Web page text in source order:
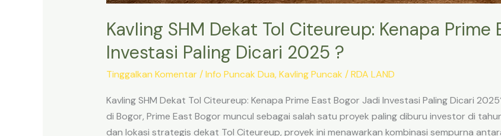
Kavling SHM Dekat Tol Citeureup: Kenapa Prime
Investasi Paling Dicari 2025 ?
Tinggalkan Komentar /Info Puncak Dua,Kavling Puncak /RDA LAND
Kavling SHM Dekat Tol Citeureup: Kenapa Prime East Bogor Jadi Investasi Paling Dicari
di Bogor, Prime East Bogor muncul sebagai salah satu proyek paling diburu investor di
dan lokasi strategis dekat Tol Citeureup, proyek ini menawarkan kombinasi sempurna